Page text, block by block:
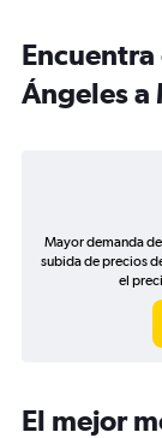
Ángeles a
Mayor demanda
subida de precios
el
El mejor